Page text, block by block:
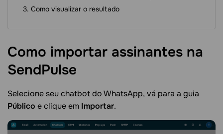
Como visualizar o resultado
Como importar assinantes na
SendPulse
Selecione seu chatbot do WhatsApp, vá para a guia
Público e clique em Importar.